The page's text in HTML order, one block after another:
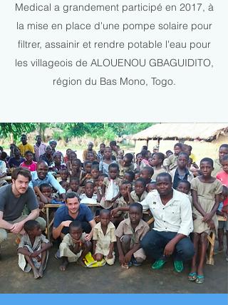
Medical a grandement participé en 2017, à
la mise en place d'une pompe solaire pour
filtrer, assainir et rendre potable l'eau pour
les villageois de ALOUENOU GBAGUIDITO,
région du Bas Mono, Togo.